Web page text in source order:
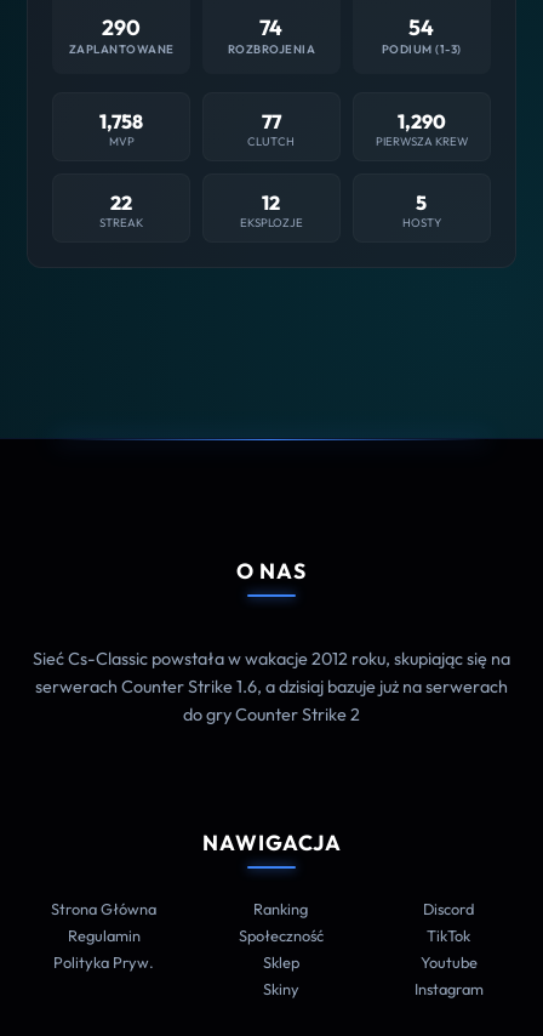
290
ZAPLANTOWANE
74
ROZBROJENIA
54
PODIUM (1-3)
1,758
MVP
77
CLUTCH
1,290
PIERWSZA KREW
22
STREAK
12
EKSPLOZJE
5
HOSTY
O NAS
Sieć Cs-Classic powstała w wakacje 2012 roku, skupiając się na
serwerach Counter Strike 1.6, a dzisiaj bazuje już na serwerach
do gry Counter Strike 2
NAWIGACJA
Strona Główna
Regulamin
Polityka Pryw.
Ranking
Społeczność
Sklep
Skiny
Discord
TikTok
Youtube
Instagram